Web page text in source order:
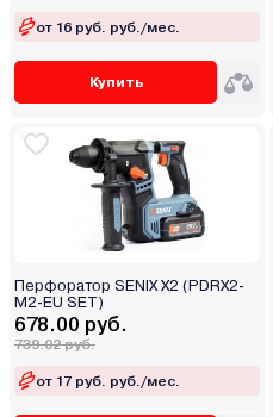
от 16 руб. руб./мес.
Купить
Перфоратор SENIX X2 (PDRX2-
M2-EU SET)
678.00 руб.
739.02 руб.
от 17 руб. руб./мес.